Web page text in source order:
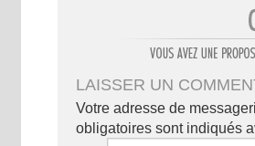
LAISSER UN
Votre adresse de
obligatoires sont indiqués